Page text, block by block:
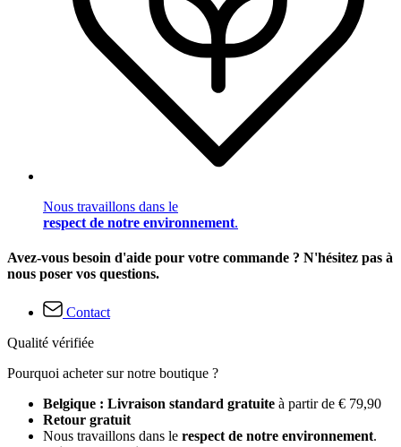
Nous travaillons dans le
respect de notre environnement.
Avez-vous besoin d'aide pour votre commande ? N'hésitez pas à
nous poser vos questions.
Contact
Qualité vérifiée
Pourquoi acheter sur notre boutique ?
Belgique : Livraison standard gratuite à partir de € 79,90
Retour gratuit
Nous travaillons dans le respect de notre environnement.